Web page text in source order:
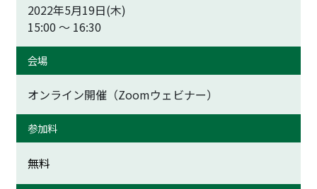
2022年5月19日(木)
15:00 ～ 16:30
会場
オンライン開催（Zoomウェビナー）
参加料
無料